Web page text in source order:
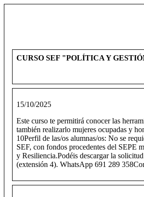
CURSO SEF "POLÍTICA Y
15/10/2025
Este curso te permitirá conocer las
también realizarlo mujeres ocupadas y
10Perfil de las/os alumnas/os: No se
SEF, con fondos procedentes del SEPE
y Resiliencia.Podéis descargar la
(extensión 4). WhatsApp 691 289